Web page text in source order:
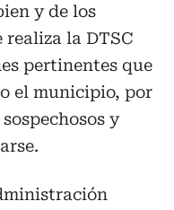
y de los
la DTSC
pertinentes que
el municipio, por
y